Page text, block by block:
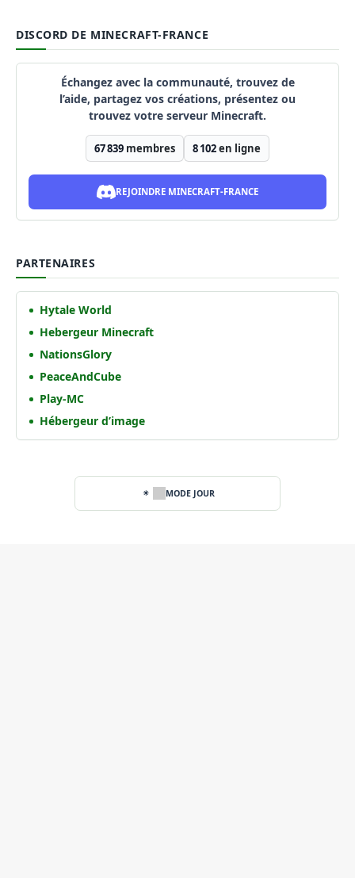
DISCORD DE MINECRAFT-FRANCE
Échangez avec la communauté, trouvez de
l’aide, partagez vos créations, présentez ou
trouvez votre serveur Minecraft.
67 839 membres 8 102en ligne
REJOINDRE MINECRAFT-FRANCE
PARTENAIRES
Hytale World
Hebergeur Minecraft
NationsGlory
PeaceAndCube
Play-MC
Hébergeur d’image
MODE JOUR